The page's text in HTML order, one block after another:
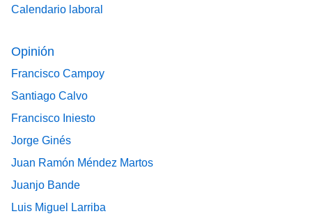
Calendario laboral
Opinión
Francisco Campoy
Santiago Calvo
Francisco Iniesto
Jorge Ginés
Juan Ramón Méndez Martos
Juanjo Bande
Luis Miguel Larriba